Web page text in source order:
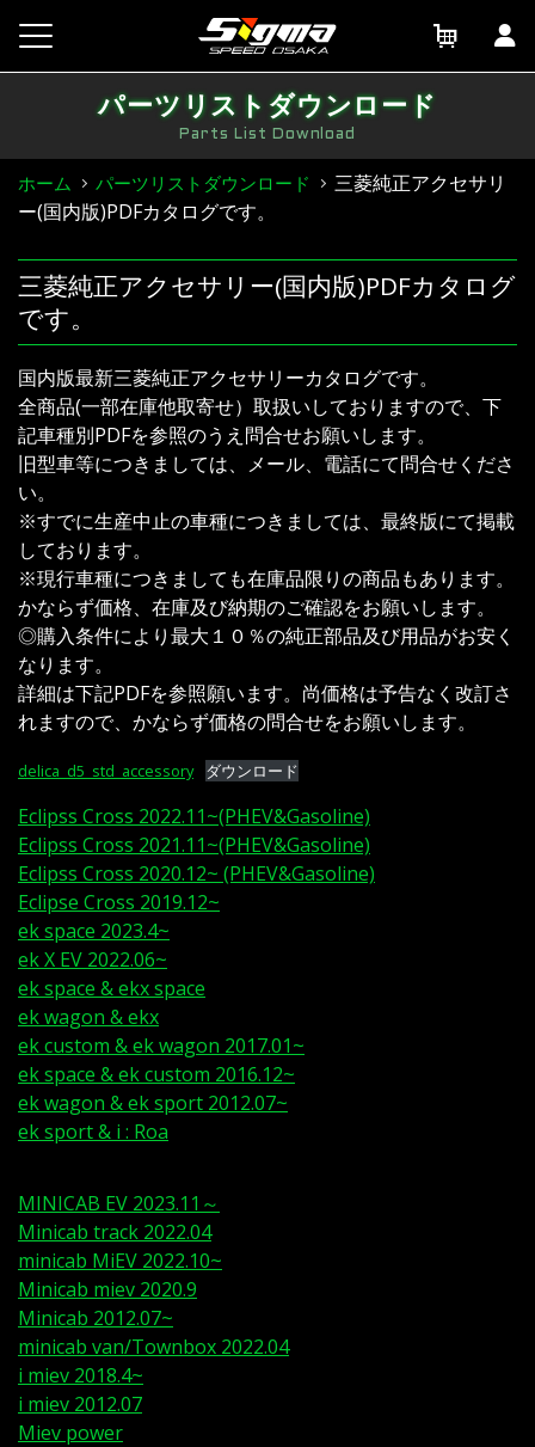
content
パーツリストダウンロード
Parts List Download
ホーム パーツリストダウンロード
三菱純正アクセサリ
ー(国内版)PDFカタログです。
三菱純正アクセサリー(国内版)PDFカタログ
です。
国内版最新三菱純正アクセサリーカタログです。
全商品(一部在庫他取寄せ）取扱いしておりますので、下
記車種別PDFを参照のうえ問合せお願いします。
旧型車等につきましては、メール、電話にて問合せくださ
い。
※すでに生産中止の車種につきましては、最終版にて掲載
しております。
※現行車種につきましても在庫品限りの商品もあります。
かならず価格、在庫及び納期のご確認をお願いします。
◎購入条件により最大１０％の純正部品及び用品がお安く
なります。
詳細は下記PDFを参照願います。尚価格は予告なく改訂さ
れますので、かならず価格の問合せをお願いします。
delica_d5_std_accessory ダウンロード
Eclipss Cross 2022.11~(PHEV&Gasoline)
Eclipss Cross 2021.11~(PHEV&Gasoline)
Eclipss Cross 2020.12~ (PHEV&Gasoline)
Eclipse Cross 2019.12~
ek space 2023.4~
ek X EV 2022.06~
ek space & ekx space
ek wagon & ekx
ek custom & ek wagon 2017.01~
ek space & ek custom 2016.12~
ek wagon & ek sport 2012.07~
ek sport & i : Roa
MINICAB EV 2023.11～
Minicab track 2022.04
minicab MiEV 2022.10~
Minicab miev 2020.9
Minicab 2012.07~
minicab van/Townbox 2022.04
i miev 2018.4~
i miev 2012.07
Miev power